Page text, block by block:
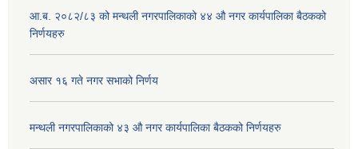
आ.ब. २०८२/८३ को मन्थली नगरपालिकाको ४४ औ नगर कार्यपालिका बैठकको
निर्णयहरु
असार १६ गते नगर सभाको निर्णय
मन्थली नगरपालिकाको ४३ औ नगर कार्यपालिका बैठकको निर्णयहरु